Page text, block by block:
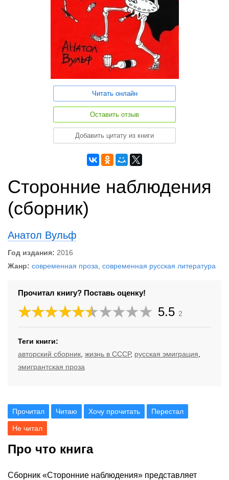
Читать онлайн
Оставить отзыв
Добавить цитату из книги
Сторонние наблюдения
(сборник)
Анатол Вульф
Год издания: 2016
Жанр: современная проза современная русская литература
Прочитал книгу? Поставь оценку!
5.5 2
Теги книги:
авторский сборник жизнь в СССР, русская эмиграция
эмигрантская проза
Прочитал Читаю Хочу прочитать Перестал
Не читал
Про что книга
Сборник «Сторонние наблюдения» представляет